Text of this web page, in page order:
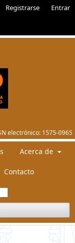
Registrarse Entrar
electrónico: 1575-0965
Acerca de
Contacto